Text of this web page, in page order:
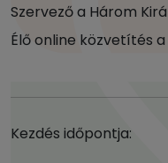
Szervező a Három
Élő online közvetítés
Kezdés időpontja: